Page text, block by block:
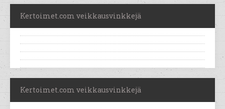
Kertoimet.com veikkausvinkkejä
Kertoimet.com veikkausvinkkejä